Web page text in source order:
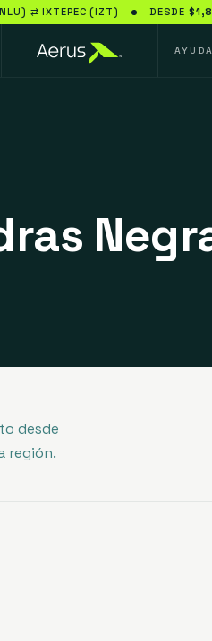
⇄ IXTEPEC (IZT) DESDE
AYUDA
desde
región.